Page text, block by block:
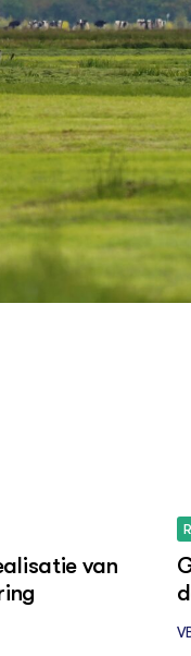
beheerders van
Doel
gerekend
bijdrage aan
van